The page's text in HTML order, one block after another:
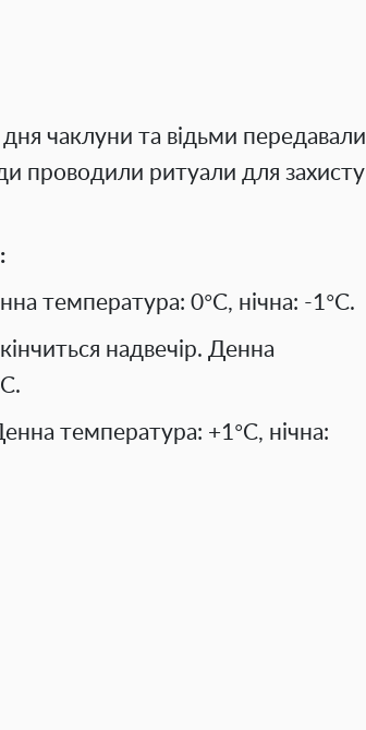
чаклуни та відьми передавали
проводили ритуали для захисту
температура: 0°C, нічна: -1°C.
надвечір. Денна
температура: +1°C, нічна: